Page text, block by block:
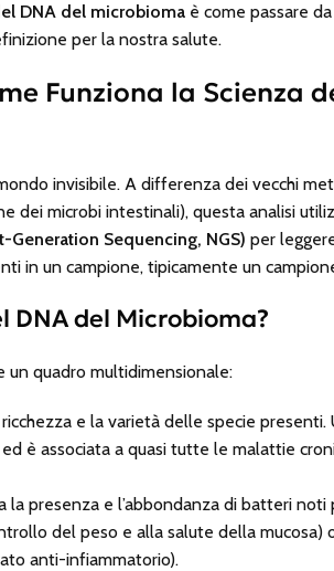
DNA del microbiomaè come passare
per la nostra salute.
Funziona la Scienza
invisibile. A differenza dei vecchi
dei microbi intestinali), questa analisi
Sequencing, NGS) per
in un campione, tipicamente un
DNA del Microbioma?
un quadro multidimensionale:
e la varietà delle specie presenti.
è associata a quasi tutte le malattie
la presenza e l’abbondanza di batteri noti
del peso e alla salute della mucosa)
anti-infiammatorio).